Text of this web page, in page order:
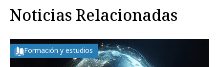
Noticias Relacionadas
Formación y estudios